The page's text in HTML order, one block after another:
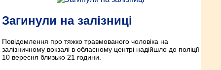
Загинули на залізниці
Повідомлення про тяжко травмованого чоловіка на
залізничному вокзалі в обласному центрі надійшло до поліції
10 вересня близько 21 години.